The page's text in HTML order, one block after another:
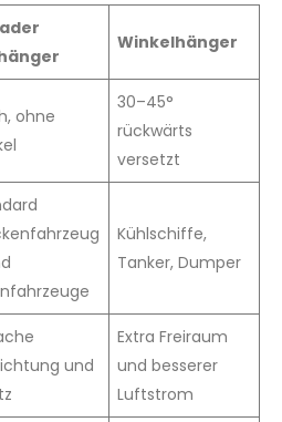
Winkelhänger
ohne
30–45°
rückwärts
versetzt
Kühlschiffe,
Tanker, Dumper
und
Extra Freiraum
und besserer
Luftstrom